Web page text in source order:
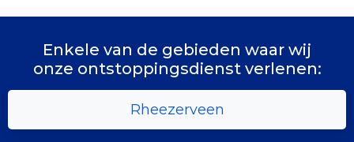
Enkele van de gebieden waar wij
onze ontstoppingsdienst verlenen:
Rheezerveen